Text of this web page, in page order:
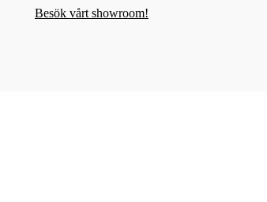
Besök vårt showroom!